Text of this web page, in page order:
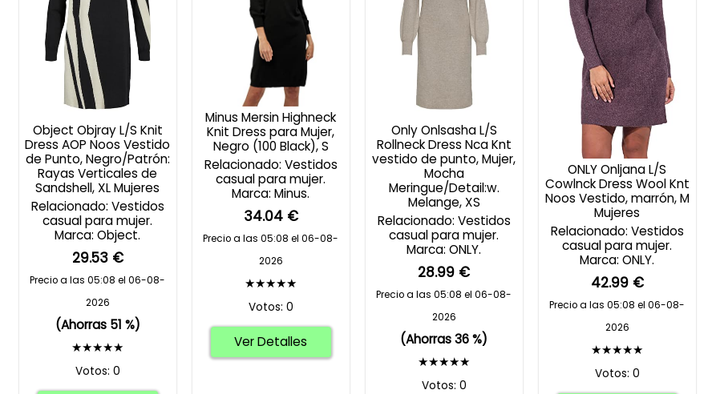
Object Objray L/S Knit
Dress AOP Noos Vestido
de Punto, Negro/Patrón:
Rayas Verticales de
Sandshell, XL Mujeres
Relacionado: Vestidos
casual para mujer.
Marca: Object.
29.53 €
Precio a las 05:08 el 06-08-
2026
(Ahorras 51 %)
★★★★★
Votos: 0
Minus Mersin Highneck
Knit Dress para Mujer,
Negro (100 Black), S
Relacionado: Vestidos
casual para mujer.
Marca: Minus.
34.04 €
Precio a las 05:08 el 06-08-
2026
★★★★★
Votos: 0
Ver Detalles
Only Onlsasha L/S
Rollneck Dress Nca Knt
vestido de punto, Mujer,
Mocha
Meringue/Detail:w.
Melange, XS
Relacionado: Vestidos
casual para mujer.
Marca: ONLY.
28.99 €
Precio a las 05:08 el 06-08-
2026
(Ahorras 36 %)
★★★★★
Votos: 0
ONLY Onljana L/S
Cowlnck Dress Wool Knt
Noos Vestido, marrón, M
Mujeres
Relacionado: Vestidos
casual para mujer.
Marca: ONLY.
42.99 €
Precio a las 05:08 el 06-08-
2026
★★★★★
Votos: 0